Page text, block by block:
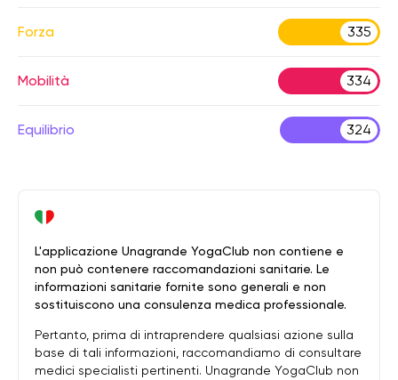
Forza 335
Mobilità 334
Equilibrio 324
L'applicazione Unagrande YogaClub non contiene e
non può contenere raccomandazioni sanitarie. Le
informazioni sanitarie fornite sono generali e non
sostituiscono una consulenza medica professionale.
Pertanto, prima di intraprendere qualsiasi azione sulla
base di tali informazioni, raccomandiamo di consultare
medici specialisti pertinenti. Unagrande YogaClub non